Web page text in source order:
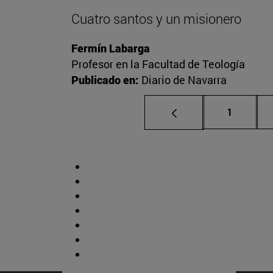
Cuatro santos y un misionero
Fermín Labarga
Profesor en la Facultad de Teología
Publicado en: Diario de Navarra
Página
1